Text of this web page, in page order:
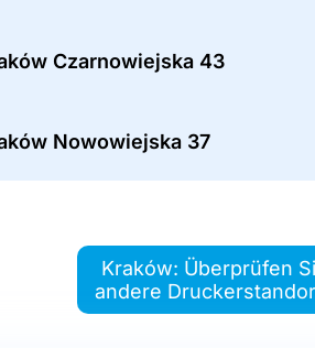
Czarnowiejska 43
Nowowiejska 37
Kraków: Überprüfen
andere